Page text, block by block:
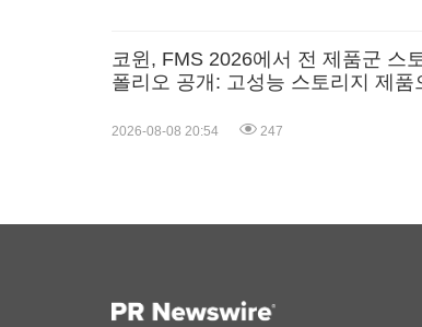
코윈, FMS 2026에서 전 제품군 스
폴리오 공개: 고성능 스토리지 제품
2026-08-08 20:54 247